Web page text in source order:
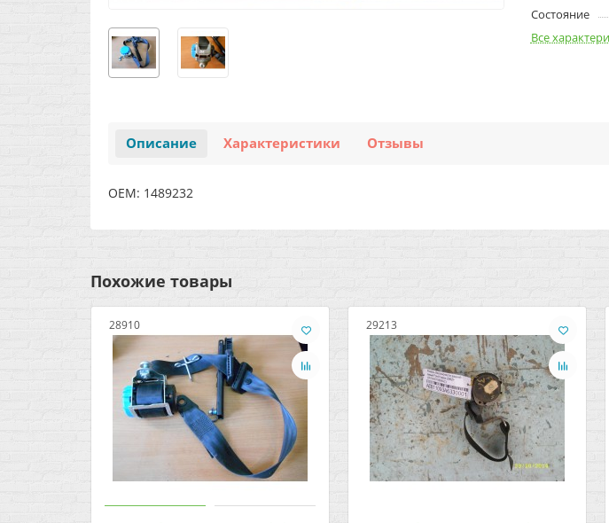
Состояние
Все
Описание Характеристики Отзывы
OEM: 1489232
Похожие товары
28910 29213